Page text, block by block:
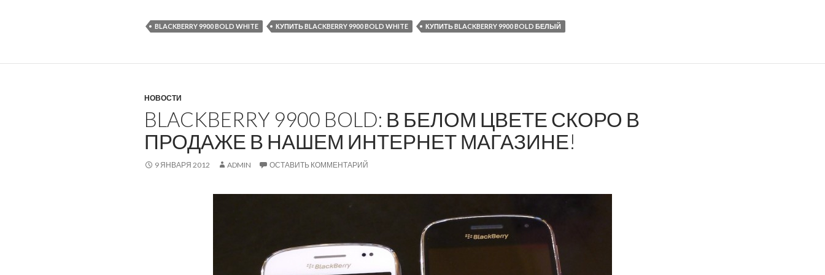
BLACKBERRY 9900 BOLD WHITE КУПИТЬ BLACKBERRY 9900 BOLD WHITE КУПИТЬ BLACKBERRY 9900 BOLD БЕЛЫЙ
НОВОСТИ
BLACKBERRY 9900 BOLD: В БЕЛОМ ЦВЕТЕ СКОРО В
ПРОДАЖЕ В НАШЕМ ИНТЕРНЕТ МАГАЗИНЕ!
9 ЯНВАРЯ 2012 ADMIN ОСТАВИТЬ КОММЕНТАРИЙ